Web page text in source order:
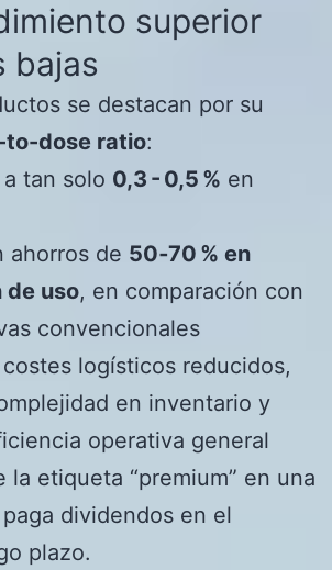
superior
bajas
se destacan por su
dose ratio:
tan solo 0,3 - 0,5 % en
ahorros de 50‑70 % en
de uso, en comparación con
convencionales
logísticos reducidos,
en inventario y
operativa general
la etiqueta “premium” en una
dividendos en el
plazo.